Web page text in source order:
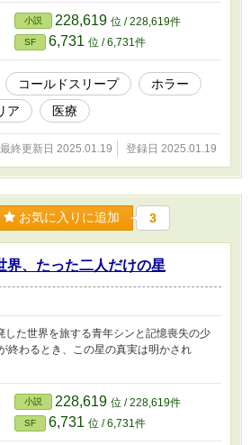
小説 228,619 位 / 228,619件
SF 6,731 位 / 6,731件
コールドスリープ
ホラー
ア 医療
最終更新日 2025.01.19 登録日 2025.01.19
お気に入りに追加 3
界、たった二人だけの星
た世界を旅する青年シンと記憶喪失の少
わるとき、この星の真実は明かされ
小説 228,619 位 / 228,619件
SF 6,731 位 / 6,731件